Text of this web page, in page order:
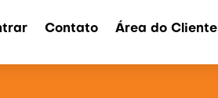
Contato Área do Cliente